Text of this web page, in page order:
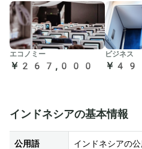
エコノミー
￥267,000
ビジネス
￥
インドネシアの基本情報
公用語
インドネシアの